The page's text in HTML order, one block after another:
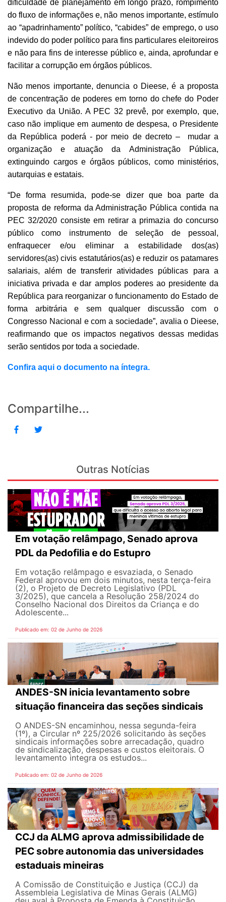
dificuldade de planejamento em longo prazo, rompimento
do fluxo de informações e, não menos importante, estímulo
ao “apadrinhamento” político, “cabides” de emprego, o uso
indevido do poder político para fins particulares eleitoreiros
e não para fins de interesse público e, ainda, aprofundar e
facilitar a corrupção em órgãos públicos.
Não menos importante, denuncia o Dieese, é a proposta
de concentração de poderes em torno do chefe do Poder
Executivo da União. A PEC 32 prevê, por exemplo, que,
caso não implique em aumento de despesa, o Presidente
da República poderá - por meio de decreto – mudar a
organização e atuação da Administração Pública,
extinguindo cargos e órgãos públicos, como ministérios,
autarquias e estatais.
“De forma resumida, pode-se dizer que boa parte da
proposta de reforma da Administração Pública contida na
PEC 32/2020 consiste em retirar a primazia do concurso
público como instrumento de seleção de pessoal,
enfraquecer e/ou eliminar a estabilidade dos(as)
servidores(as) civis estatutários(as) e reduzir os patamares
salariais, além de transferir atividades públicas para a
iniciativa privada e dar amplos poderes ao presidente da
República para reorganizar o funcionamento do Estado de
forma arbitrária e sem qualquer discussão com o
Congresso Nacional e com a sociedade”, avalia o Dieese,
reafirmando que os impactos negativos dessas medidas
serão sentidos por toda a sociedade.
Confira aqui o documento na íntegra.
Compartilhe...
Outras Notícias
Em votação relâmpago, Senado aprova
PDL da Pedofilia e do Estupro
Em votação relâmpago e esvaziada, o Senado
Federal aprovou em dois minutos, nesta terça-feira
(2), o Projeto de Decreto Legislativo (PDL
3/2025), que cancela a Resolução 258/2024 do
Conselho Nacional dos Direitos da Criança e do
Adolescente...
Publicado em: 02 de Junho de 2026
ANDES-SN inicia levantamento sobre
situação financeira das seções sindicais
O ANDES-SN encaminhou, nessa segunda-feira
(1º), a Circular nº 225/2026 solicitando às seções
sindicais informações sobre arrecadação, quadro
de sindicalização, despesas e custos eleitorais. O
levantamento integra os estudos...
Publicado em: 02 de Junho de 2026
CCJ da ALMG aprova admissibilidade de
PEC sobre autonomia das universidades
estaduais mineiras
A Comissão de Constituição e Justiça (CCJ) da
Assembleia Legislativa de Minas Gerais (ALMG)